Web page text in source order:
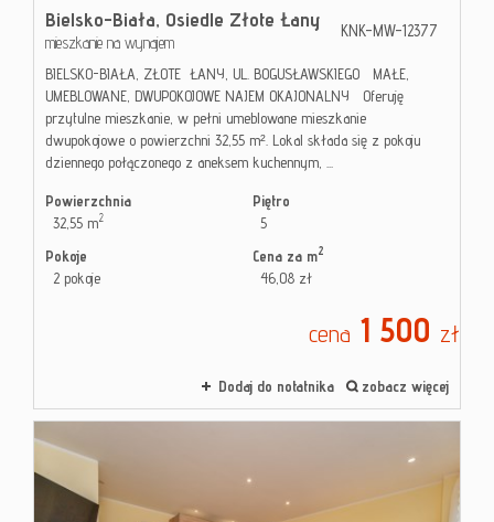
Bielsko-Biała, Osiedle Złote Łany
mieszkanie na wynajem
KNK-MW-12377
BIELSKO-BIAŁA, ZŁOTE ŁANY, UL. BOGUSŁAWSKIEGO MAŁE,
UMEBLOWANE, DWUPOKOJOWE NAJEM OKAJONALNY Oferuję
przytulne mieszkanie, w pełni umeblowane mieszkanie
dwupokojowe o powierzchni 32,55 m². Lokal składa się z pokoju
dziennego połączonego z aneksem kuchennym, ...
Powierzchnia
32,55 m2
Piętro
5
Pokoje
2 pokoje
Cena za m2
46,08 zł
cena 1 500 zł
Dodaj do notatnika zobacz więcej